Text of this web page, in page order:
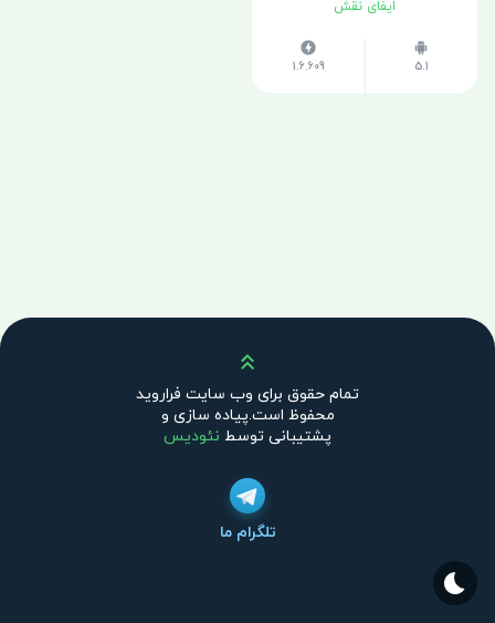
ایفای نقش
5.1
1.6.609
بالا
تمام حقوق برای وب سایت فراروید
محفوظ است.پیاده سازی و
پشتیبانی توسط نئودیس
تلگرام ما